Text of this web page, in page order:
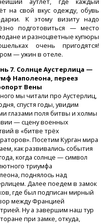
на свой вкус одежду, обувь
К этому визиту надо
подготовиться — место
и разноцветные купюры
очень пригодятся!
— ужин в отеле.
7. Солнце Аустерлица —
Наполеона, переез
Вены
мы читали про Аустерлиц,
спустя годы, увидим
глазами поля битвы и холмы
— сцену военных
в «битве трёх
Посетим Курган мира
как развивались события
когда солнце — символ
триумфа
поднялось над
Далее поедем в замок
где был подписан мирный
между Францией
Ну а завершим наш тур
при замке, откуда,